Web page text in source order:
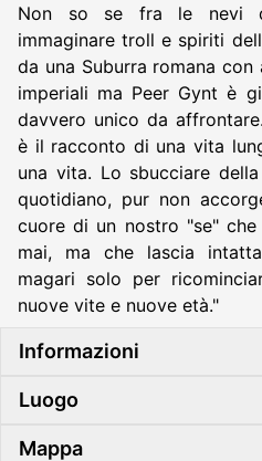
Non so se fra le nevi
immaginare troll e spiriti
da una Suburra romana
imperiali ma Peer Gynt è
davvero unico da
è il racconto di una vita
una vita. Lo sbucciare
quotidiano, pur non
cuore di un nostro "se"
mai, ma che lascia
magari solo per
nuove vite e nuove età."
Informazioni
Luogo
Mappa